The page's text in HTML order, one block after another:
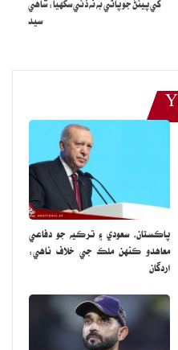
کي پيئڻ جو پاڻي به نه ڏئي سگهيا: شاهي
سيد
پاڪستان، سعودي ۽ ترڪيه جو دفاعي
معاهدو ڪنهن ملڪ جي خلاف ناهي:
اردگان